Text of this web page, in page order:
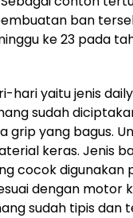
ban
ke 23 pada
hari yaitu jenis
sudah
yang bagus.
keras. Jenis
cocok digunakan
dengan motor
sudah tipis dan